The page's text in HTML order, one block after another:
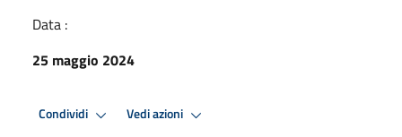
Data :
25 maggio 2024
Condividi Vedi azioni